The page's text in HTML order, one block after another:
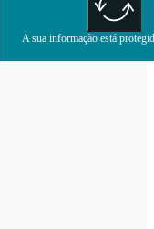
A sua informação está